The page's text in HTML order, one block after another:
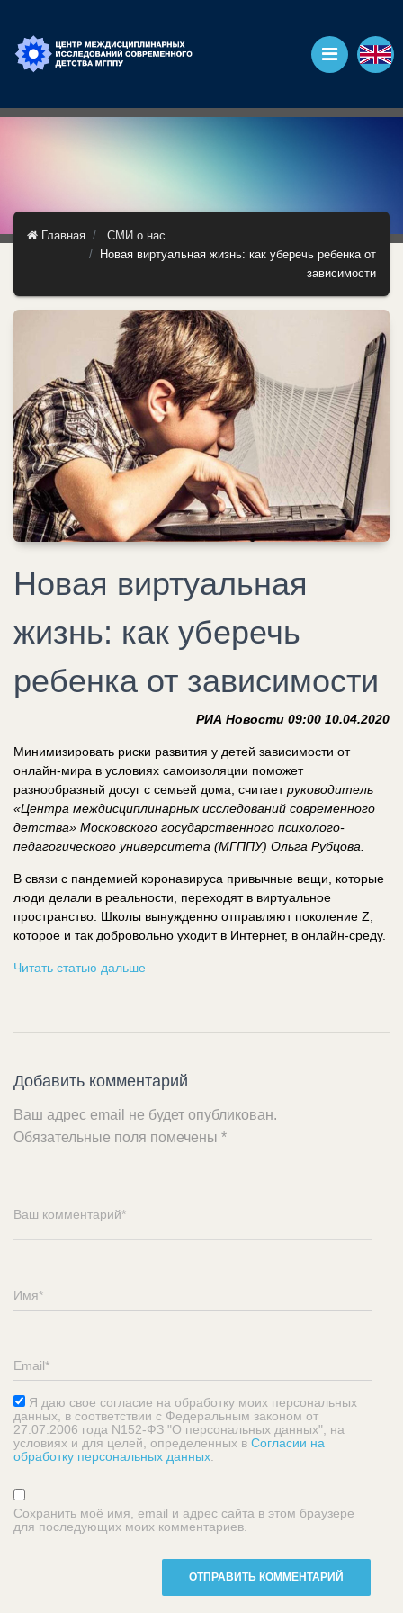
Главная
СМИ о нас
Новая виртуальная жизнь: как уберечь ребенка от
зависимости
Новая виртуальная
жизнь: как уберечь
ребенка от зависимости
РИА Новости 09:00 10.04.2020
Минимизировать риски развития у детей зависимости от
онлайн-мира в условиях самоизоляции поможет
разнообразный досуг с семьей дома, считаетруководитель
«Центра междисциплинарных исследований современного
детства» Московского государственного психолого-
педагогического университета (МГППУ) Ольга Рубцова.
В связи с пандемией коронавируса привычные вещи, которые
люди делали в реальности, переходят в виртуальное
пространство. Школы вынужденно отправляют поколение Z,
которое и так добровольно уходит в Интернет, в онлайн-среду.
Читать статью дальше
Добавить комментарий
Ваш адрес email не будет опубликован.
Обязательные поля помечены *
Я даю свое согласие на обработку моих персональных
данных, в соответствии с Федеральным законом от
27.07.2006 года N152-ФЗ "О персональных данных", на
условиях и для целей, определенных в Согласии на
обработку персональных данных
Сохранить моё имя, email и адрес сайта в этом браузере
для последующих моих комментариев.